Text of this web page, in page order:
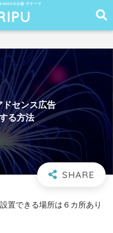
の公認 子テーマ
ドセンス広告
る方法
置できる場所は６カ所あり